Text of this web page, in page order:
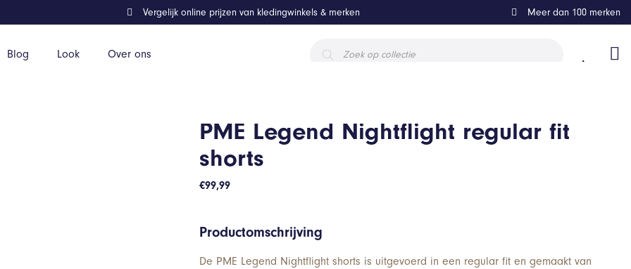
Blog Look Over ons
zoeken
Vergelijk online prijzen van kledingwinkels & merken Meer dan 100 merken
PME Legend Nightflight regular fit
shorts
€99,99
Productomschrijving
De PME Legend Nightflight shorts is uitgevoerd in een regular fit en gemaakt van